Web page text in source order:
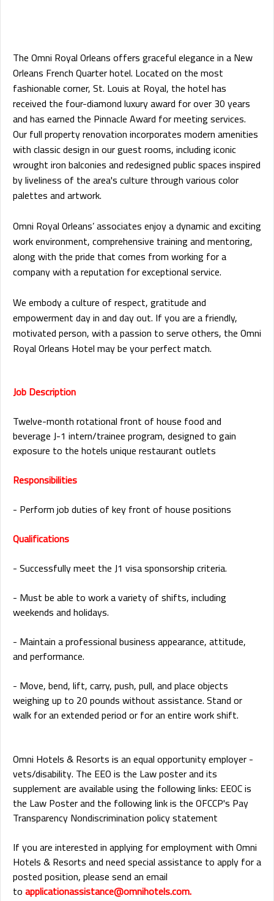
The Omni Royal Orleans offers graceful elegance in a New
Orleans French Quarter hotel. Located on the most
fashionable corner, St. Louis at Royal, the hotel has
received the four-diamond luxury award for over 30 years
and has earned the Pinnacle Award for meeting services.
Our full property renovation incorporates modern amenities
with classic design in our guest rooms, including iconic
wrought iron balconies and redesigned public spaces inspired
by liveliness of the area's culture through various color
palettes and artwork.
Omni Royal Orleans’ associates enjoy a dynamic and exciting
work environment, comprehensive training and mentoring,
along with the pride that comes from working for a
company with a reputation for exceptional service.
We embody a culture of respect, gratitude and
empowerment day in and day out. If you are a friendly,
motivated person, with a passion to serve others, the Omni
Royal Orleans Hotel may be your perfect match.
Job Description
Twelve-month rotational front of house food and
beverage J-1 intern/trainee program, designed to gain
exposure to the hotels unique restaurant outlets
Responsibilities
- Perform job duties of key front of house positions
Qualifications
- Successfully meet the J1 visa sponsorship criteria.
- Must be able to work a variety of shifts, including
weekends and holidays.
- Maintain a professional business appearance, attitude,
and performance.
- Move, bend, lift, carry, push, pull, and place objects
weighing up to 20 pounds without assistance. Stand or
walk for an extended period or for an entire work shift.
Omni Hotels & Resorts is an equal opportunity employer -
vets/disability. The EEO is the Law poster and its
supplement are available using the following links: EEOC is
the Law Poster and the following link is the OFCCP's Pay
Transparency Nondiscrimination policy statement
If you are interested in applying for employment with Omni
Hotels & Resorts and need special assistance to apply for a
posted position, please send an email
toapplicationassistance@omnihotels.com.